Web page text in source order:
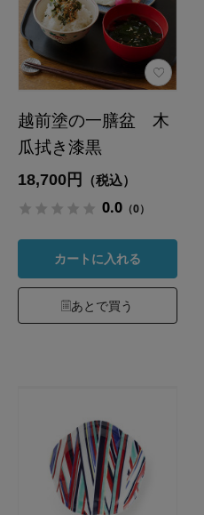
越前塗の一膳盆 木
瓜拭き漆黒
18,700円 （税込）
0.0（0）
カートに入れる
あとで買う